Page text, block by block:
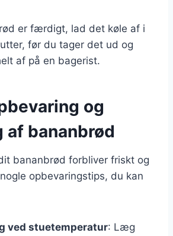
er færdigt, lad det køle af i
før du tager det ud og
af på en bagerist.
og
af bananbrød
bananbrød forbliver friskt og
opbevaringstips, du kan
ved stuetemperatur: Læg